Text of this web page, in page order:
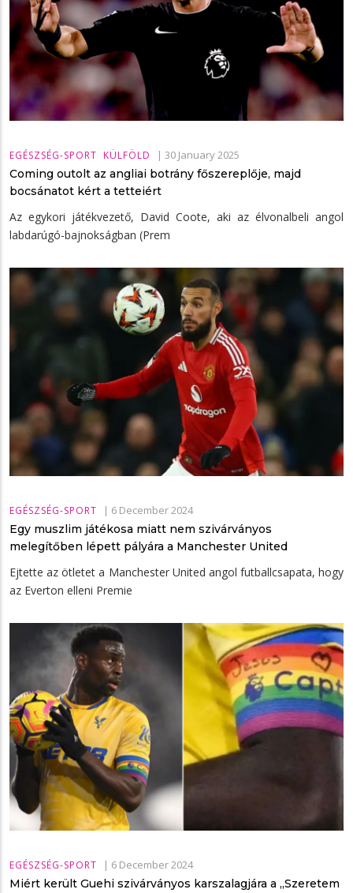
EGÉSZSÉG-SPORT KÜLFÖLD | 30 January 2025
Coming outolt az angliai botrány főszereplője, majd
bocsánatot kért a tetteiért
Az egykori játékvezető, David Coote, aki az élvonalbeli angol
labdarúgó-bajnokságban (Prem
EGÉSZSÉG-SPORT | 6 December 2024
Egy muszlim játékosa miatt nem szivárványos
melegítőben lépett pályára a Manchester United
Ejtette az ötletet a Manchester United angol futballcsapata, hogy
az Everton elleni Premie
EGÉSZSÉG-SPORT | 6 December 2024
Miért került Guehi szivárványos karszalagjára a „Szeretem